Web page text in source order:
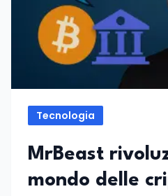
Tecnologia
MrBeast
mondo delle